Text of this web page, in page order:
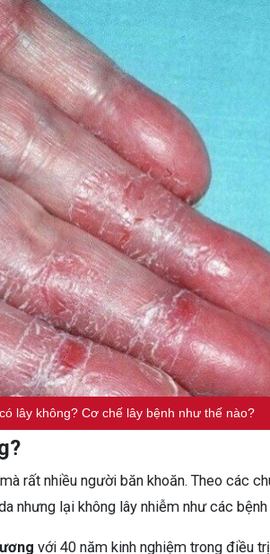
lây không? Cơ chế lây bệnh như thế nào?
rất nhiều người băn khoăn. Theo các
nhưng lại không lây nhiễm như các bệnh
với 40 năm kinh nghiệm trong điều